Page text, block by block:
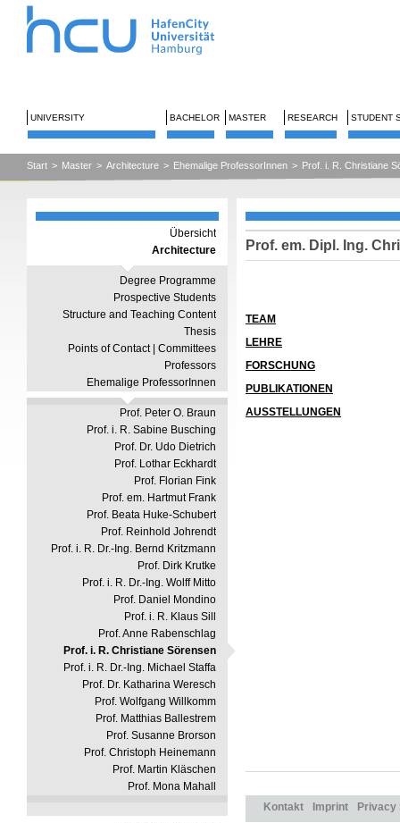
UNIVERSITY BACHELOR MASTER RESEARCH STUDENT
Start > Master > Architecture > Ehemalige ProfessorInnen > Prof. i. R. Christiane
Übersicht
Architecture
Degree Programme
Prospective Students
Structure and Teaching Content
Thesis
Points of Contact | Committees
Professors
Ehemalige ProfessorInnen
Prof. Peter O. Braun
Prof. i. R. Sabine Busching
Prof. Dr. Udo Dietrich
Prof. Lothar Eckhardt
Prof. Florian Fink
Prof. em. Hartmut Frank
Prof. Beata Huke-Schubert
Prof. Reinhold Johrendt
Prof. i. R. Dr.-Ing. Bernd Kritzmann
Prof. Dirk Krutke
Prof. i. R. Dr.-Ing. Wolff Mitto
Prof. Daniel Mondino
Prof. i. R. Klaus Sill
Prof. Anne Rabenschlag
Prof. i. R. Christiane Sörensen
Prof. i. R. Dr.-Ing. Michael Staffa
Prof. Dr. Katharina Weresch
Prof. Wolfgang Willkomm
Prof. Matthias Ballestrem
Prof. Susanne Brorson
Prof. Christoph Heinemann
Prof. Martin Kläschen
Prof. Mona Mahall
Prof. em. Dipl. Ing.
TEAM
LEHRE
FORSCHUNG
PUBLIKATIONEN
AUSSTELLUNGEN
Kontakt Imprint Privacy